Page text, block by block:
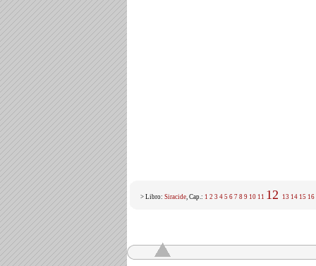
> Libro: Siracide, Cap.: 1 2 3 4 5 6 7 8 9 10 11 12 13 14 15 16